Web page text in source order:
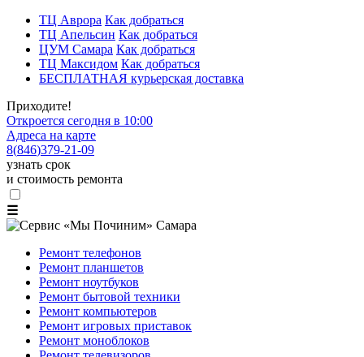
ТЦ Аврора Как добраться
ТЦ Апельсин Как добраться
ЦУМ Самара Как добраться
ТЦ Максидом Как добраться
БЕСПЛАТНАЯ курьерская доставка
Приходите!
Откроется сегодня в 10:00
Адреса на карте
8(846)379-21-09
узнать срок
и стоимость ремонта
☰
Ремонт телефонов
Ремонт планшетов
Ремонт ноутбуков
Ремонт бытовой техники
Ремонт компьютеров
Ремонт игровых приставок
Ремонт моноблоков